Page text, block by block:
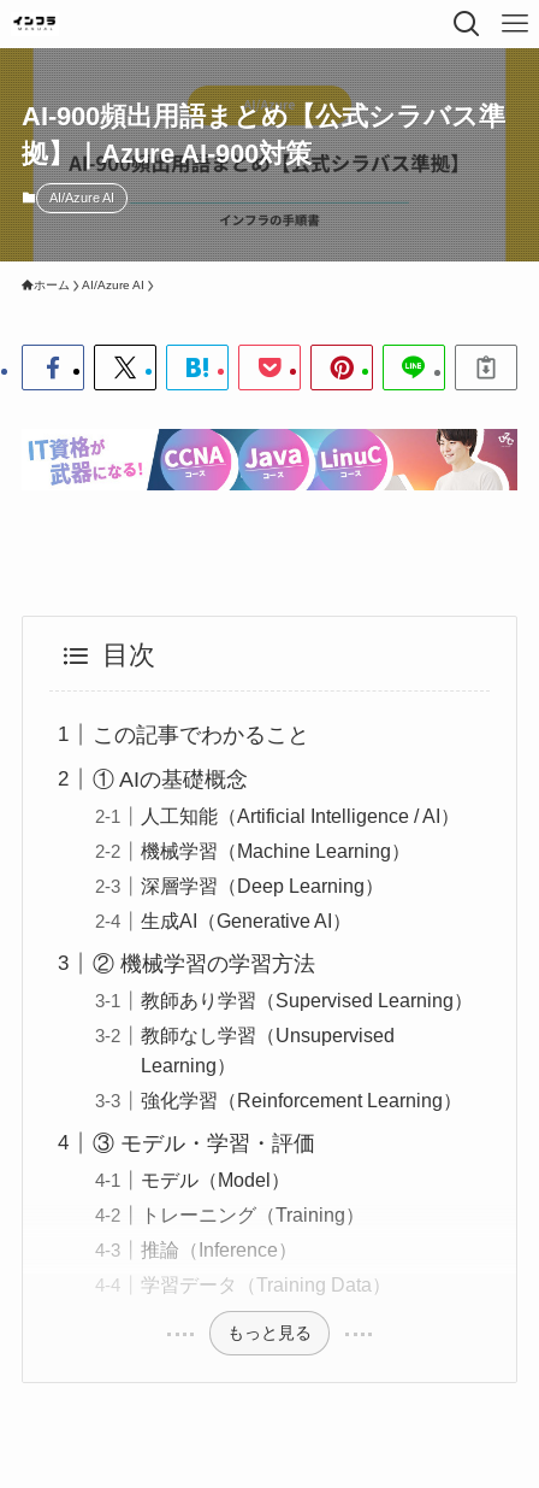
AI-900頻出用語まとめ【公式シラバス準
拠】｜Azure AI-900対策
AI/Azure AI
ホーム AI/Azure AI
目次
この記事でわかること
① AIの基礎概念
人工知能（Artificial Intelligence / AI）
機械学習（Machine Learning）
深層学習（Deep Learning）
生成AI（Generative AI）
② 機械学習の学習方法
教師あり学習（Supervised Learning）
教師なし学習（Unsupervised
Learning）
強化学習（Reinforcement Learning）
③ モデル・学習・評価
モデル（Model）
トレーニング（Training）
推論（Inference）
学習データ（Training Data）
もっと見る